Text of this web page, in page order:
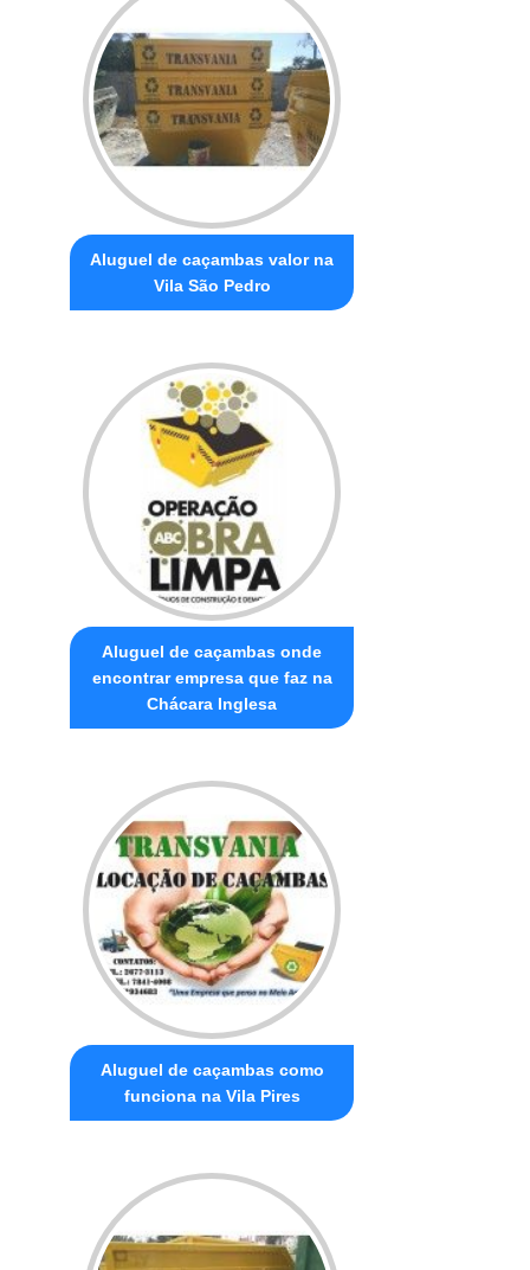
Aluguel de caçambas valor na
Vila São Pedro
Aluguel de caçambas onde
encontrar empresa que faz na
Chácara Inglesa
Aluguel de caçambas como
funciona na Vila Pires